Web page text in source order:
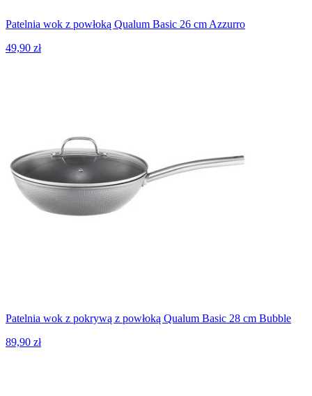
Patelnia wok z powłoką Qualum Basic 26 cm Azzurro
49,90 zł
Patelnia wok z pokrywą z powłoką Qualum Basic 28 cm Bubble
89,90 zł